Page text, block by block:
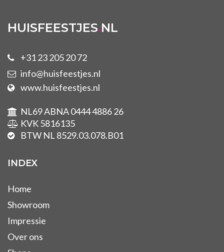
HUISFEESTJES.NL
+31 23 205 20 72
info@huisfeestjes.nl
www.huisfeestjes.nl
NL69 ABNA 0444 4886 26
KVK 5816135
BTW NL 8529.03.078.B01
INDEX
Home
Showroom
Impressie
Over ons